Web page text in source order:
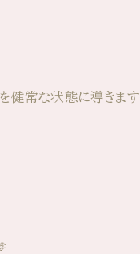
健常な状態に導きます